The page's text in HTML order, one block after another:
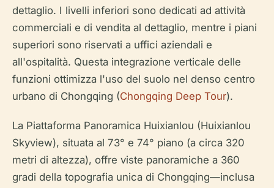
dettaglio. I livelli inferiori sono dedicati ad attività
commerciali e di vendita al dettaglio, mentre i piani
superiori sono riservati a uffici aziendali e
all'ospitalità. Questa integrazione verticale delle
funzioni ottimizza l'uso del suolo nel denso centro
urbano di Chongqing (Chongqing Deep Tour).
La Piattaforma Panoramica Huixianlou (Huixianlou
Skyview), situata al 73° e 74° piano (a circa 320
metri di altezza), offre viste panoramiche a 360
gradi della topografia unica di Chongqing—inclusa